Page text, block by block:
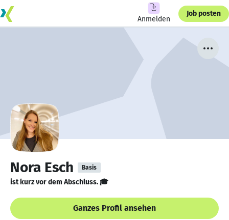
Anmelden
Job posten
Nora Esch Basis
ist kurz vor dem Abschluss. 🎓
Ganzes Profil ansehen